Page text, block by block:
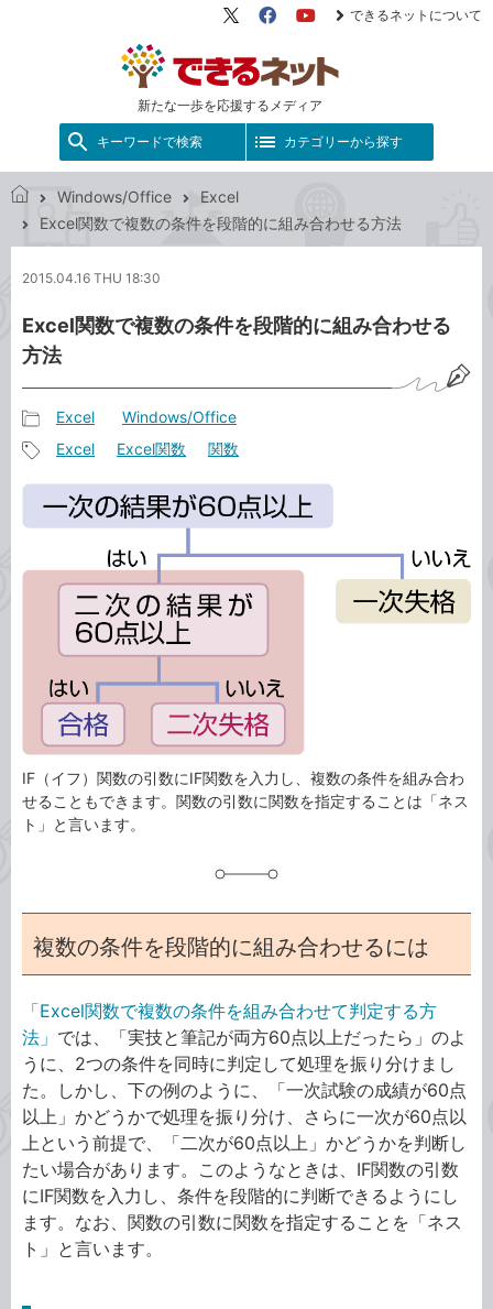
新たな一歩を応援するメディア
X（旧
FacebookYouTube
できるネットについて
キーワードで検索 カテゴリーから探す
で
ネ
ト
Windows/Office
Excel
Excel関数で複数の条件を段階的に組み合わせる方法
2015.04.16 THU 18:30
Excel関数で複数の条件を段階的に組み合わせる
方法
事
カ
リ
Excel Windows/Office
Excel Excel関数 関数
IF（イフ）関数の引数にIF関数を入力し、複数の条件を組み合わ
せることもできます。関数の引数に関数を指定することは「ネス
ト」と言います。
複数の条件を段階的に組み合わせるには
「Excel関数で複数の条件を組み合わせて判定する方
法」 では、「実技と筆記が両方60点以上だったら」のよ
うに、2つの条件を同時に判定して処理を振り分けまし
た。しかし、下の例のように、「一次試験の成績が60点
以上」かどうかで処理を振り分け、さらに一次が60点以
上という前提で、「二次が60点以上」かどうかを判断し
たい場合があります。このようなときは、IF関数の引数
にIF関数を入力し、条件を段階的に判断できるようにし
ます。なお、関数の引数に関数を指定することを「ネス
ト」と言います。